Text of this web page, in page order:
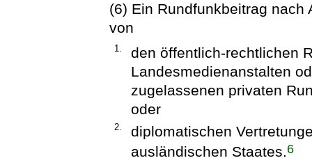
(6) Ein Rundfunkbeitrag
von
1.
den öffentlich-rechtlichen
Landesmedienanstalten
zugelassenen privaten
oder
2.
diplomatischen
ausländischen Staates.6